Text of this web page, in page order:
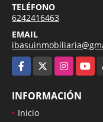
TELÉFONO
6242416463
EMAIL
Facebook
Instagram
INFORMACIÓN
Inicio